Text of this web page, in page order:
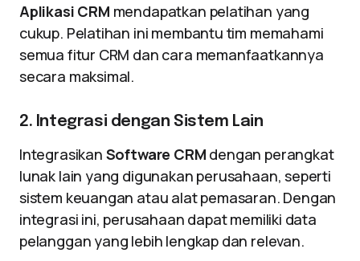
Aplikasi CRM mendapatkan pelatihan yang
cukup. Pelatihan ini membantu tim memahami
semua fitur CRM dan cara memanfaatkannya
secara maksimal.
2. Integrasi dengan Sistem Lain
Integrasikan Software CRM dengan perangkat
lunak lain yang digunakan perusahaan, seperti
sistem keuangan atau alat pemasaran. Dengan
integrasi ini, perusahaan dapat memiliki data
pelanggan yang lebih lengkap dan relevan.